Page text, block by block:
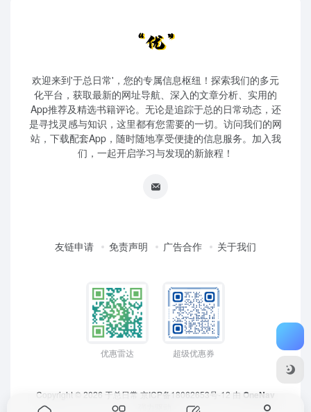
欢迎来到'于总日常'，您的专属信息枢纽！探索我们的多元
化平台，获取最新的网址导航、深入的文章分析、实用的
App推荐及精选书籍评论。无论是追踪于总的日常动态，还
是寻找灵感与知识，这里都有您需要的一切。访问我们的网
站，下载配套App，随时随地享受便捷的信息服务。加入我
们，一起开启学习与发现的新旅程！
友链申请 免责声明 广告合作 关于我们
优惠雷达 超级优惠券
Copyright © 2026 于总日常 京ICP备18062653号-12 由 OneNav